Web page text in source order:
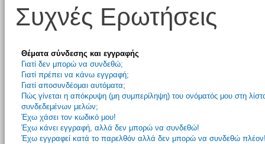
Συχνές Ερωτήσεις
Θέματα σύνδεσης και εγγραφής
Γιατί δεν μπορώ να συνδεθώ;
Γιατί πρέπει να κάνω εγγραφή;
Γιατί αποσυνδέομαι αυτόματα;
Πώς γίνεται η απόκρυψη (μη συμπερίληψη) του ονόματός μου στη
συνδεδεμένων μελών;
Έχω χάσει τον κωδικό μου!
Έχω κάνει εγγραφή, αλλά δεν μπορώ να συνδεθώ!
Έχω εγγραφεί κατά το παρελθόν αλλά δεν μπορώ να συνδεθώ